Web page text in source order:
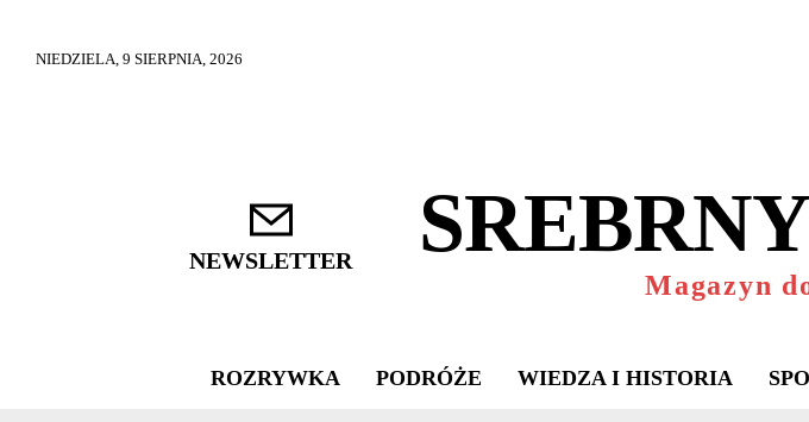
NIEDZIELA, 9 SIERPNIA, 2026
NEWSLETTER
Magazyn
ROZRYWKA PODRÓŻE WIEDZA I HISTORIA